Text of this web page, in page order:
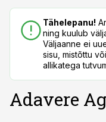
Tähelepanu!
ning kuulub
Väljaanne ei
sisu, mistõttu
allikatega
Adavere